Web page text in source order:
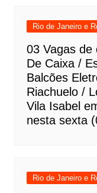
Rio de Janeiro e
03 Vagas de
De Caixa /
Balcões
Riachuelo /
Vila Isabel
nesta sexta
Rio de Janeiro e